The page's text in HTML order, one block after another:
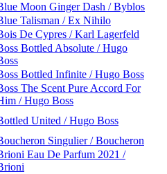
Moon Ginger Dash / Byblos
Talisman / Ex Nihilo
De Cypres / Karl Lagerfeld
Bottled Absolute / Hugo
Bottled Infinite / Hugo Boss
The Scent Pure Accord For
/ Hugo Boss
United / Hugo Boss
Singulier / Boucheron
Eau De Parfum 2021 /